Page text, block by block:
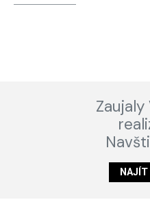
Zaujaly